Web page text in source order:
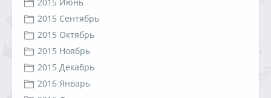
2015 Сентябрь
2015 Октябрь
2015 Ноябрь
2015 Декабрь
2016 Январь